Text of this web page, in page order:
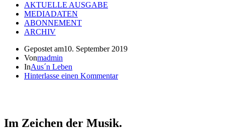
AKTUELLE AUSGABE
MEDIADATEN
ABONNEMENT
ARCHIV
Gepostet am10. September 2019
Vonmadmin
InAus´n Leben
Hinterlasse einen Kommentar
Im Zeichen der Musik.